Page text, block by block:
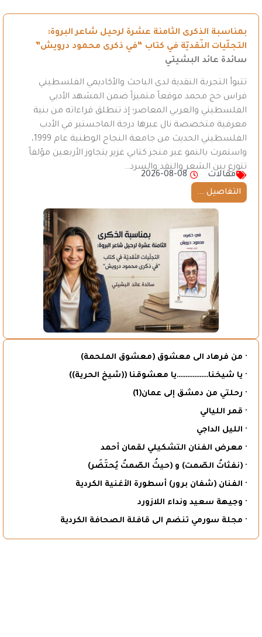
بمناسبة الذكرى الثامنة عشرة لرحيل شاعر البروة:
التجلّيات النّقديّة في كتاب “في ذكرى محمود درويش”
سائدة عائد البشيتي
تتبوأ التجربة النقدية لدى الباحث والأكاديمي الفلسطيني
فراس حج محمد موقعاً متميزاً ضمن المشهد الأدبي
الفلسطيني والعربي المعاصر؛ إذ تنطلق قراءاته من بنية
معرفية متخصصة نال عبرها درجة الماجستير في الأدب
الفلسطيني الحديث من جامعة النجاح الوطنية عام 1999،
واستمرت بالنمو عبر منجز كتابي غزير يتجاوز الأربعين مؤلفاً
تتوزع بين الشعر والنقد والسرد…
مقالات
2026-08-08
التفاصيل ...
· من فرهاد الى معشوق (معشوق الملحمة)
· يا شيخنا………………يا معشوقنا ((شيخ الحرية))
· رحلتي من دمشق إلى عمان(1)
· قمر الليالي
· الليل الداجي
· معرض الفنان التشكيلي لقمان أحمد
· (نفثاتُ الصّمت) و (حيثُ الصّمتُ يُحتَضَر)
· الفنان (شفان برور) أسطورة الأغنية الكردية
· وجيهة سعيد ونداء اللازورد
· مجلة سورمي تنضم الى قافلة الصحافة الكردية